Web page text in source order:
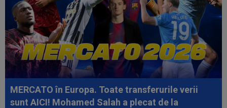
13:52
Rapid a fost acuzată de ”încălcarea
sistematică a legii”! Apel către conducerea...
13:37 EXCLUSIV
Ilie Dumitrescu l-a găsit vinovat la
FCSB: ”N-ai cum să faci asta. Semnal de...
13:28 FOTO
"Cod roșu" înainte KuPS -
Universitatea Craiova din turul 3 Europa League!
MERCATO în Europa. Toate transferurile verii
sunt AICI! Mohamed Salah a plecat de la